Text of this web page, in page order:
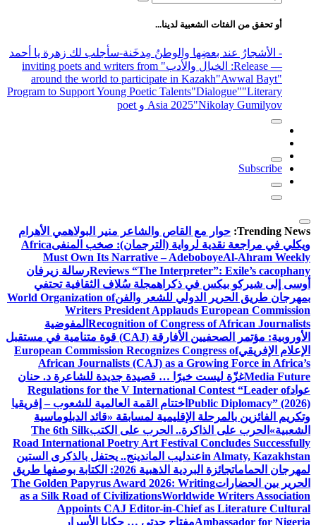
أو تحقق من الفئات الشعبية لدينا...
- الأشجارُ عند بعضِها والوطنُ مِدخَنة-سأجلب لك زهرة يا أحمد
— Release
: الخيال والأدب
" inviting poets and writers from
around the world to participate in Kazakh"Awwal Bayt"
Program to Support Young Poetic Talents"Dialogue""Literary
Asia 2025"Nikolay Gumilyov و poet
Subscribe
Trending News: حوار مع القاص والشاعر منير البولاهمي الأهرام
ويكلي في مراجعة نقدية لرواية (الترجمان): صخب المنفىAfrica
Must Own Its Narrative – AdeboboyeAl-Ahram Weekly
Reviews “The Interpreter”: Exile’s cacophanyرسالة زيرفان
أوسى إلى شيركو بيكس في ذكراهمجلة سُلاف الثقافية تحتفي
بمهرجان طريق الحرير الدولي للشعر والفنWorld Organization of
Writers President Applauds European Commission
Recognition of Congress of African Journalists المفوضية
الأوروبية: مؤتمر الصحفيين الأفارقة (CAJ) قوة متنامية في مستقبل
الإعلام الإفريقيEuropean Commission Recognizes Congress of
African Journalists (CAJ) as a Growing Force in Africa’s
Media Futureغزّة ليست خبرًا … قصيدة جديدة للشاعرة د. حنان
عوادRegulations for the V International Contest “Leader of
Public Diplomacy” (2026) اختتام القمة العالمية للشعوب – إفريقيا
وتكريم الفائزين بالمرحلة الإقليمية لمسابقة «قائد الدبلوماسية
الشعبية» الحرب على الذاكرة.. الحرب على الكتبThe 6th Silk
Road International Poetry Art Festival Concludes Successfully
in Almaty, Kazakhstanعندليب الماندينج.. يحتفل بالذكرى الستين
لمهرجان الحمامات
جائزة البردية الذهبية 2026: الكتابة بوصفها طريق
الحرير بين الحضاراتThe Golden Papyrus Award 2026: Writing
as a Silk Road of CivilizationsWorldwide Writers Association
Appoints CAJ Editor-in-Chief as Literature Cultural
Ambassador for Nigeriaمفتاح جدتي … حكايا الأسرار